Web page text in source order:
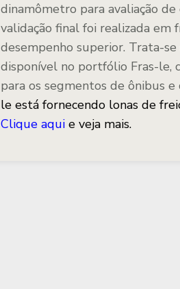
dinamômetro para avaliação
validação final foi realizada em
desempenho superior. Trata-
disponível no portfólio Fras-le,
para os segmentos de ônibus e
le está fornecendo lonas de
Clique aqui e veja mais.